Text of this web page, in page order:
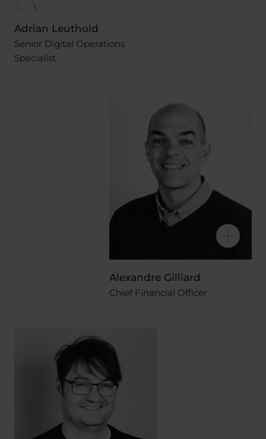
Adrian Leuthold
Senior Digital Operations
Specialist
Alexandre Gilliard
Chief Financial Officer